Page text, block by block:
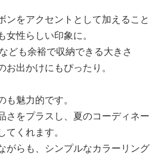
ンをアクセントとして加えること
性らしい印象に。
ども余裕で収納できる大きさ
出かけにもぴったり。
魅力的です。
さをプラスし、夏のコーディネー
てくれます。
がらも、シンプルなカラーリング